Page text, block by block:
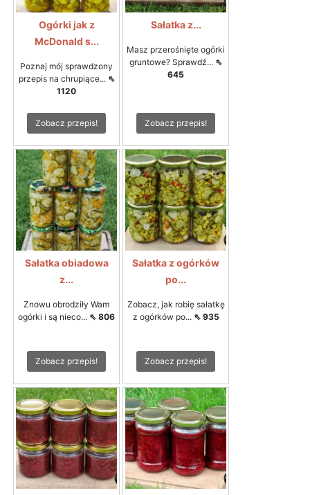
Ogórki jak z
McDonald s...
Poznaj mój sprawdzony
przepis na chrupiące... ⇖
1120
Zobacz przepis!
Sałatka z...
Masz przerośnięte ogórki
gruntowe? Sprawdź... ⇖
645
Zobacz przepis!
Sałatka obiadowa
z...
Znowu obrodziły Wam
ogórki i są nieco... ⇖ 806
Zobacz przepis!
Sałatka z ogórków
po...
Zobacz, jak robię sałatkę
z ogórków po... ⇖ 935
Zobacz przepis!